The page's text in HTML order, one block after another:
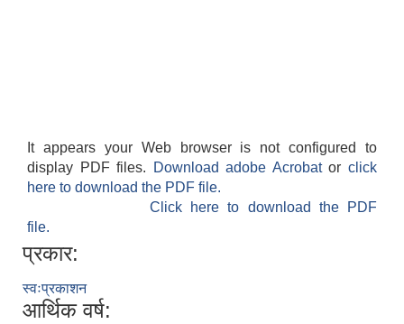
It appears your Web browser is not configured to
display PDF files.
Download adobe Acrobatorclick
here to download the PDF file.
Click here to download the PDF
file.
प्रकार:
स्वःप्रकाशन
आर्थिक वर्ष: